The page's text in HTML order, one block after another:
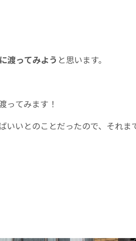
渡ってみよう と思います。
ってみます！
いいとのことだったので、それま